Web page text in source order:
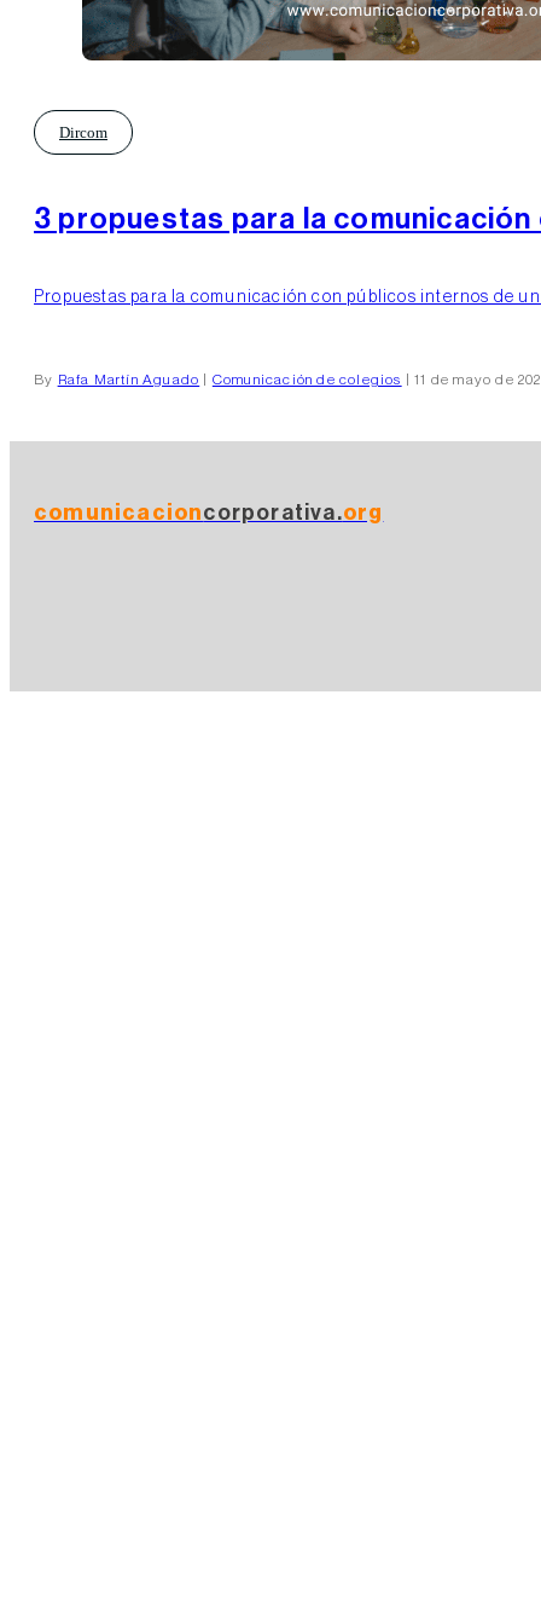
Dircom
3 propuestas para la
Propuestas para la comunicación con públicos internos de
By Rafa Martín Aguado Comunicación de colegios | 11 de mayo de
comunicacioncorporativa.org